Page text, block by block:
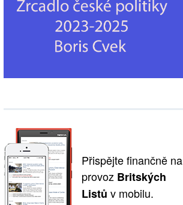
Přispějte finančně na
provoz Britských
Listů v mobilu.